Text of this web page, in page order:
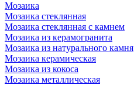
Мозаика
Мозаика стеклянная
Мозаика стеклянная с камнем
Мозаика из керамогранита
Мозаика из натурального камня
Мозаика керамическая
Мозаика из кокоса
Мозаика металлическая